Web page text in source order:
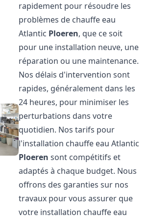
rapidement pour résoudre les
problèmes de chauffe eau
Atlantic Ploeren, que ce soit
pour une installation neuve, une
réparation ou une maintenance.
Nos délais d'intervention sont
rapides, généralement dans les
24 heures, pour minimiser les
perturbations dans votre
quotidien. Nos tarifs pour
l'installation chauffe eau Atlantic
Ploeren sont compétitifs et
adaptés à chaque budget. Nous
offrons des garanties sur nos
travaux pour vous assurer que
votre installation chauffe eau